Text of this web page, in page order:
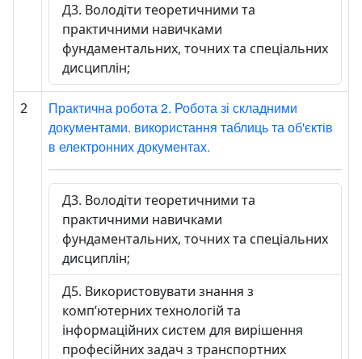
Д3. Володіти теоретичними та
практичними навичками
фундаментальних, точних та спеціальних
дисциплін;
2
Практична робота 2. Робота зі складними
документами. використання таблиць та об'єктів
в електронних документах.
Д3. Володіти теоретичними та
практичними навичками
фундаментальних, точних та спеціальних
дисциплін;
Д5. Використовувати знання з
комп’ютерних технологій та
інформаційних систем для вирішення
професійних задач з транспортних